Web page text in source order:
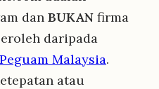
dan BUKAN firma
daripada
Malaysia.
atau